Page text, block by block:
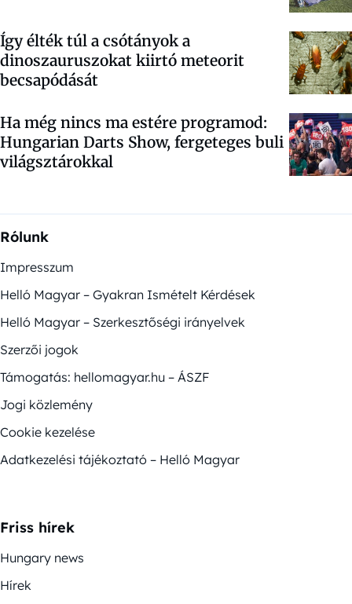
Így élték túl a csótányok a
dinoszauruszokat kiirtó meteorit
becsapódását
Ha még nincs ma estére programod:
Hungarian Darts Show, fergeteges buli
világsztárokkal
Rólunk
Impresszum
Helló Magyar – Gyakran Ismételt Kérdések
Helló Magyar – Szerkesztőségi irányelvek
Szerzői jogok
Támogatás: hellomagyar.hu – ÁSZF
Jogi közlemény
Cookie kezelése
Adatkezelési tájékoztató – Helló Magyar
Friss hírek
Hungary news
Hírek